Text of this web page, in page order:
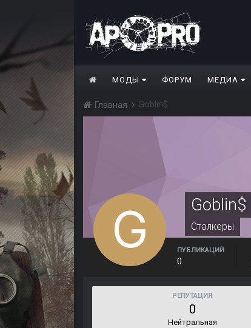
МОДЫ ФОРУМ МЕДИА
Главная Goblin$
Goblin$
Сталкеры
ПУБЛИКАЦИЙ
0
РЕПУТАЦИЯ
0
Нейтральная